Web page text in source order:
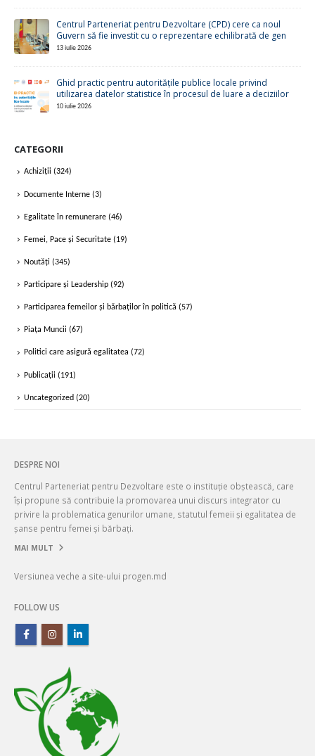
Centrul Parteneriat pentru Dezvoltare (CPD) cere ca noul
Guvern să fie investit cu o reprezentare echilibrată de gen
13 iulie 2026
Ghid practic pentru autoritățile publice locale privind
utilizarea datelor statistice în procesul de luare a deciziilor
10 iulie 2026
CATEGORII
Achiziții (324)
Documente Interne (3)
Egalitate în remunerare (46)
Femei, Pace și Securitate (19)
Noutăți (345)
Participare și Leadership (92)
Participarea femeilor și bărbaților în politică (57)
Piața Muncii (67)
Politici care asigură egalitatea (72)
Publicații (191)
Uncategorized (20)
DESPRE NOI
Centrul Parteneriat pentru Dezvoltare este o instituție obștească, care
își propune să contribuie la promovarea unui discurs integrator cu
privire la problematica genurilor umane, statutul femeii și egalitatea de
șanse pentru femei și bărbați.
MAI MULT
Versiunea veche a site-ului progen.md
FOLLOW US